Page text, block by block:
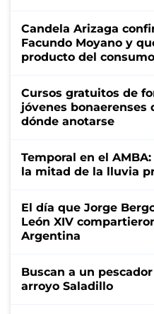
Candela Arizaga
Facundo Moyano y
producto del
Cursos gratuitos de
jóvenes bonaerenses
dónde anotarse
Temporal en el
la mitad de la lluvia
El día que Jorge
León XIV
Argentina
Buscan a un
arroyo Saladillo